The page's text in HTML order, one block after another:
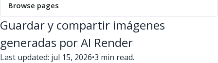
Browse pages
Guardar y compartir imágenes
generadas por AI Render
Last updated: jul 15, 2026•3 min read.